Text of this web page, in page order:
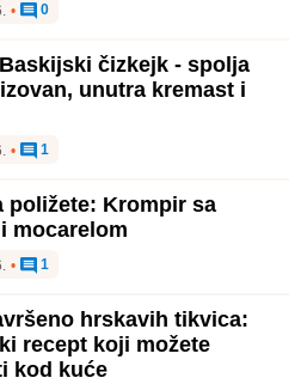
• 0
čizkejk - spolja
unutra kremast i
• 1
poližete: Krompir sa
mocarelom
• 1
hrskavih tikvica:
recept koji možete
kod kuće